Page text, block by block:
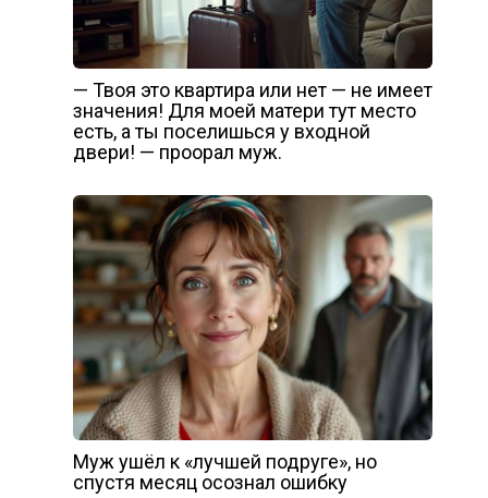
— Твоя это квартира или нет — не имеет
значения! Для моей матери тут место
есть, а ты поселишься у входной
двери! — проорал муж.
Муж ушёл к «лучшей подруге», но
спустя месяц осознал ошибку